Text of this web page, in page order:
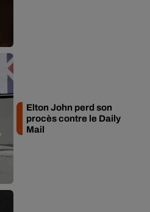
Elton John perd son
procès contre le Daily
Mail